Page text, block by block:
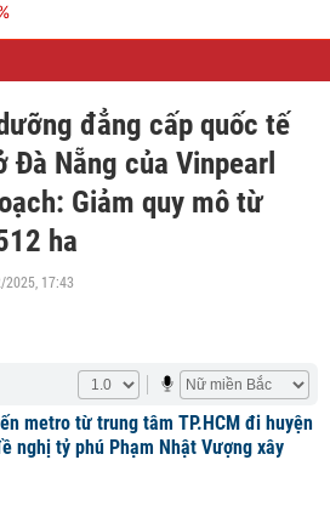
đẳng cấp quốc tế
Nẵng của Vinpearl
Giảm quy mô từ
ha
2025, 17:43
metro từ trung tâm TP.HCM đi huyện
nghị tỷ phú Phạm Nhật Vượng xây